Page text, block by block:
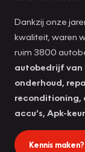
Dankzij onze
kwaliteit, waren
ruim 3800
autobedrijf van
onderhoud,
reconditioning,
accu’s, Apk-
Kennis maken?